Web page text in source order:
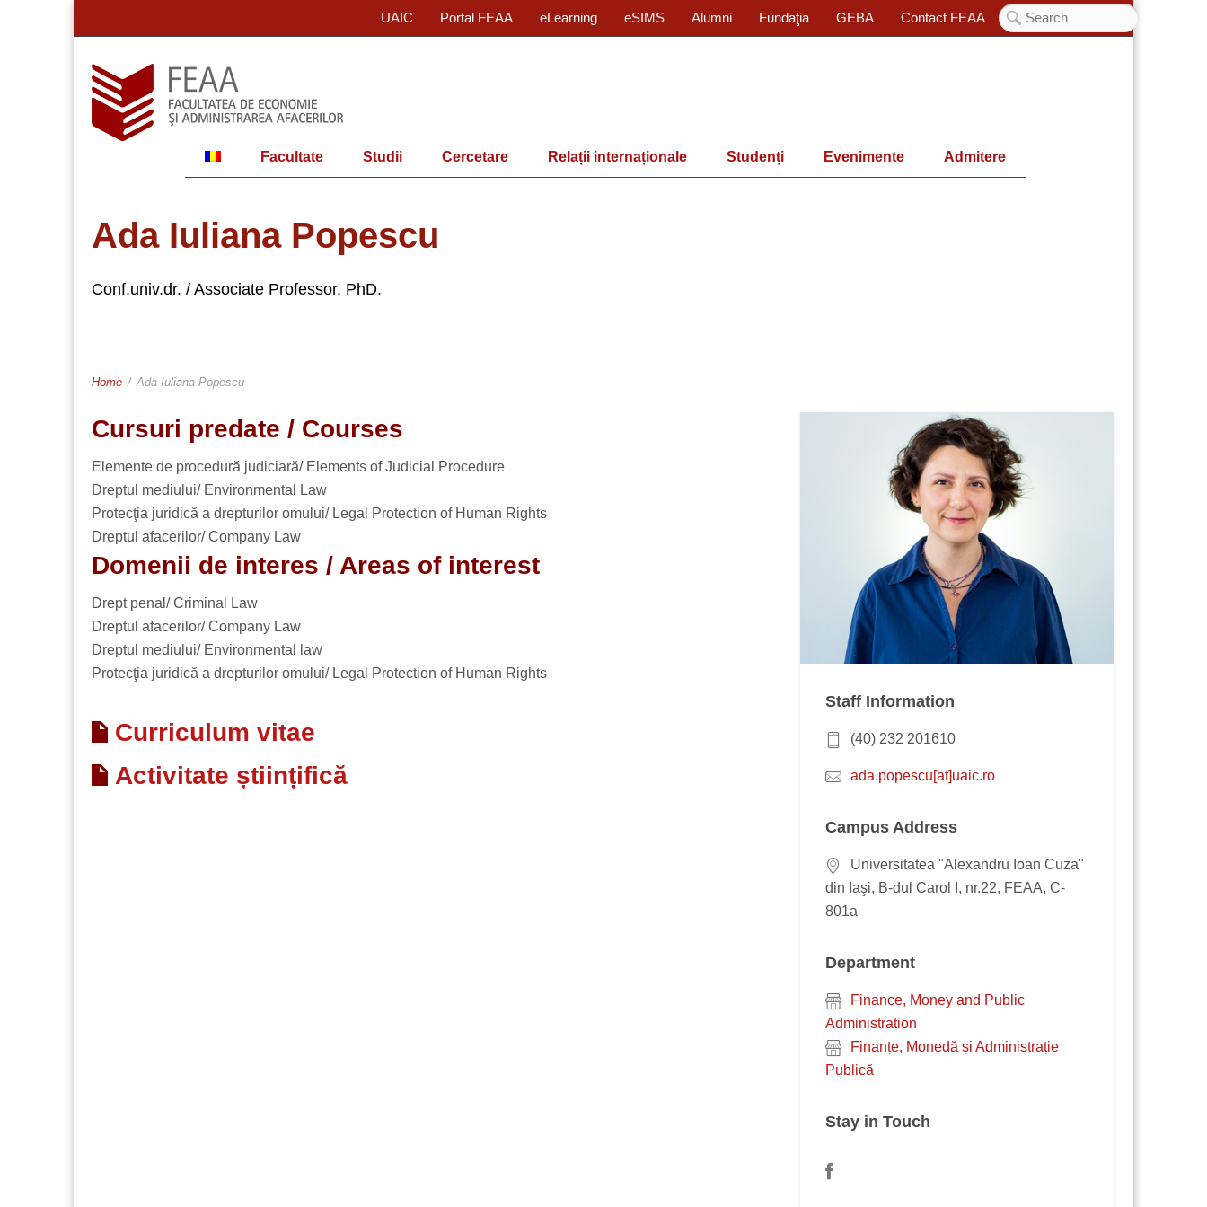
UAIC Portal FEAA eLearning eSIMS Alumni Fundaţia GEBA Contact FEAA
Facultate Studii Cercetare Relații internaționale Studenți Evenimente Admitere
Ada Iuliana Popescu
Conf.univ.dr. / Associate Professor, PhD.
Home / Ada Iuliana Popescu
Cursuri predate / Courses
Elemente de procedură judiciară/ Elements of Judicial Procedure
Dreptul mediului/ Environmental Law
Protecţia juridică a drepturilor omului/ Legal Protection of Human Rights
Dreptul afacerilor/ Company Law
Domenii de interes / Areas of interest
Drept penal/ Criminal Law
Dreptul afacerilor/ Company Law
Dreptul mediului/ Environmental law
Protecţia juridică a drepturilor omului/ Legal Protection of Human Rights
Curriculum vitae
Activitate științifică
Staff Information
(40) 232 201610
ada.popescu[at]uaic.ro
Campus Address
Universitatea "Alexandru Ioan Cuza"
din Iaşi, B-dul Carol I, nr.22, FEAA, C-
801a
Department
Finance, Money and Public
Administration
Finanțe, Monedă și Administrație
Publică
Stay in Touch